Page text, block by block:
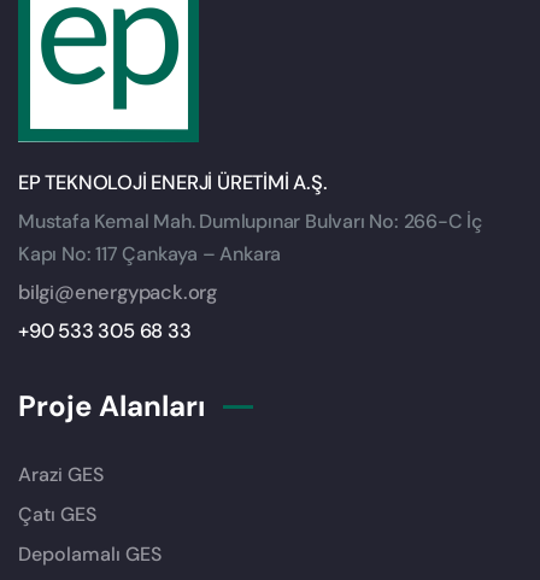
EP TEKNOLOJİ ENERJİ ÜRETİMİ A.Ş.
Mustafa Kemal Mah. Dumlupınar Bulvarı No: 266-C İç
Kapı No: 117 Çankaya – Ankara
bilgi@energypack.org
+90 533 305 68 33
Proje Alanları
Arazi GES
Çatı GES
Depolamalı GES